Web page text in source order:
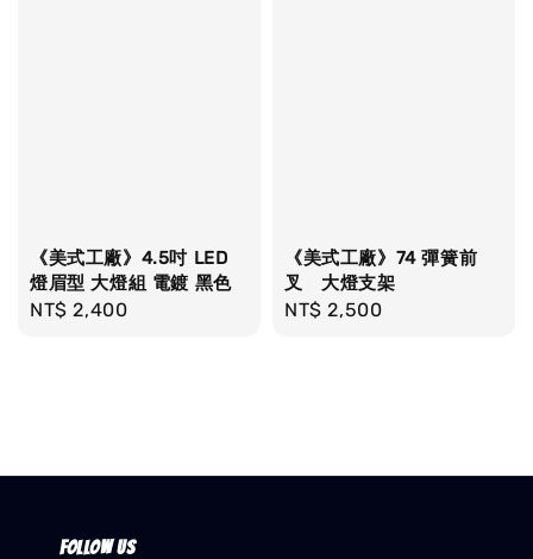
《美式工廠》4.5吋 LED
燈眉型 大燈組 電鍍 黑色
Regular
NT$ 2,400
《美式工廠》74 彈簧前
叉 大燈支架
Regular
NT$ 2,500
Follow us